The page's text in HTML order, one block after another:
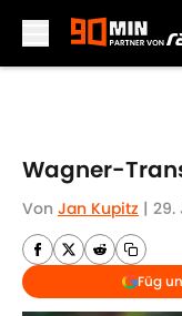
Wagner-
Von Jan Kupitz | 29.
Füg